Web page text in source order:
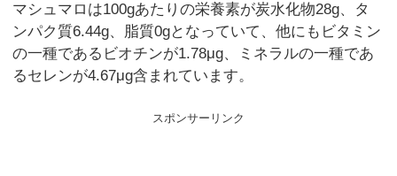
マシュマロは100gあたりの栄養素が炭水化物28g、タ
ンパク質6.44g、脂質0gとなっていて、他にもビタミン
の一種であるビオチンが1.78μg、ミネラルの一種であ
るセレンが4.67μg含まれています。
スポンサーリンク